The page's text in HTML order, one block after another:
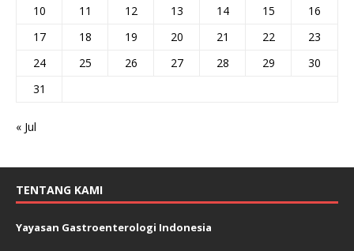
10
11 12 13 14 15
16
17
18 19 20 21 22
23
24
25 26 27 28 29
30
31
« Jul
TENTANG KAMI
Yayasan Gastroenterologi Indonesia